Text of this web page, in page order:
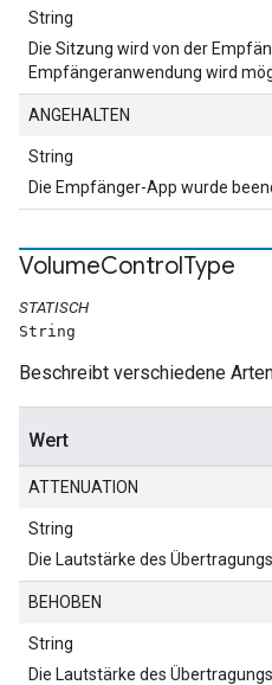
String
Die Sitzung wird von der
Empfängeranwendung wird
ANGEHALTEN
String
Die Empfänger-App wurde
VolumeControlType
STATISCH
String
Beschreibt verschiedene
Wert
ATTENUATION
String
Die Lautstärke des
BEHOBEN
String
Die Lautstärke des